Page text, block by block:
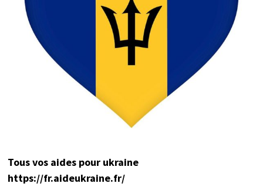
Tous vos aides pour ukraine
https://fr.aideukraine.fr/